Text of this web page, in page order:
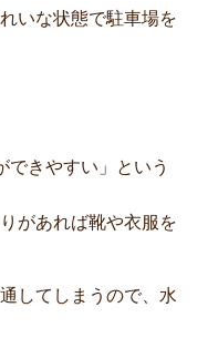
いな状態で駐車場を
できやすい」という
があれば靴や衣服を
してしまうので、水